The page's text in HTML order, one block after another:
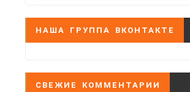
НАША ГРУППА ВКОНТАКТЕ
СВЕЖИЕ КОММЕНТАРИИ